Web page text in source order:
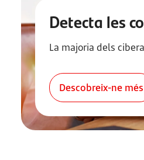
Detecta les
La majoria dels
Descobreix-ne més